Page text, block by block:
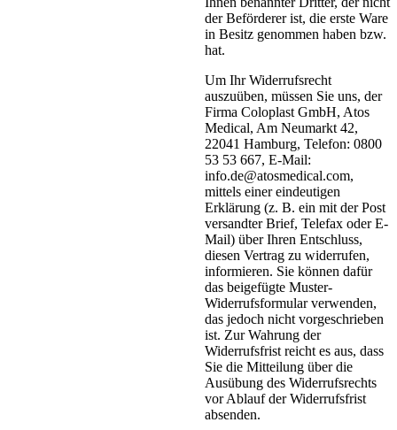
der Beförderer ist, die erste Ware
in Besitz genommen haben bzw.
hat.
Um Ihr Widerrufsrecht
auszuüben, müssen Sie uns, der
Firma Coloplast GmbH, Atos
Medical, Am Neumarkt 42,
22041 Hamburg, Telefon: 0800
53 53 667, E-Mail:
info.de@atosmedical.com,
mittels einer eindeutigen
Erklärung (z. B. ein mit der Post
versandter Brief, Telefax oder E-
Mail) über Ihren Entschluss,
diesen Vertrag zu widerrufen,
informieren. Sie können dafür
das beigefügte Muster-
Widerrufsformular verwenden,
das jedoch nicht vorgeschrieben
ist. Zur Wahrung der
Widerrufsfrist reicht es aus, dass
Sie die Mitteilung über die
Ausübung des Widerrufsrechts
vor Ablauf der Widerrufsfrist
absenden.